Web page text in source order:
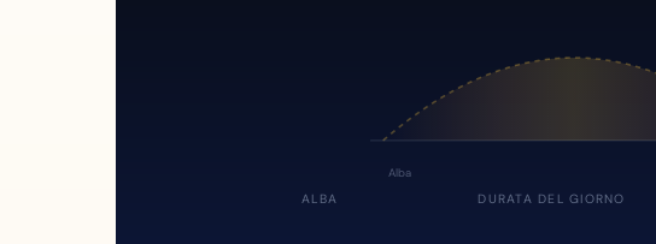
Alba
ALBA DURATA DEL GIORNO